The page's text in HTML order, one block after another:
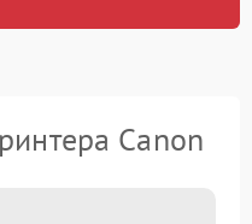
Canon